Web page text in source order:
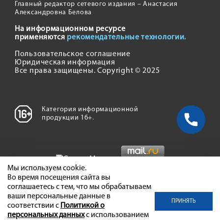
Главный редактор сетевого издания – Анастасия
Александровна Белова
На информационном ресурсе
применяются рекомендательные технологии.
Пользовательское соглашение
Юридическая информация
Все права защищены. Copyright © 2025
Категория информационной
продукции 16+.
Мы используем cookie.
Во время посещения сайта вы
соглашаетесь с тем, что мы обрабатываем
ваши персональные данные в
соответствии с Политикой о
персональных данныхс использованием
ПРИНЯТЬ